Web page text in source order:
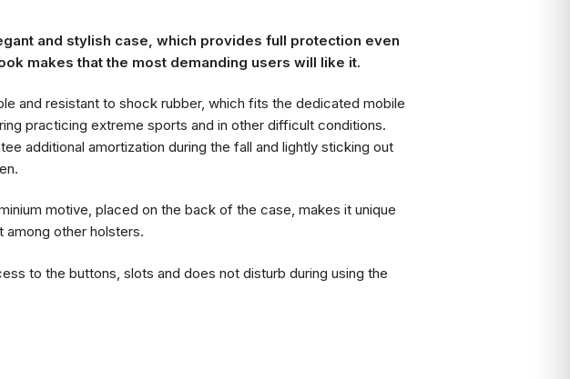
and stylish case, which provides full protection even
makes that the most demanding users will like it.
and resistant to shock rubber, which fits the dedicated mobile
practicing extreme sports and in other difficult conditions.
additional amortization during the fall and lightly sticking out
motive, placed on the back of the case, makes it unique
among other holsters.
to the buttons, slots and does not disturb during using the